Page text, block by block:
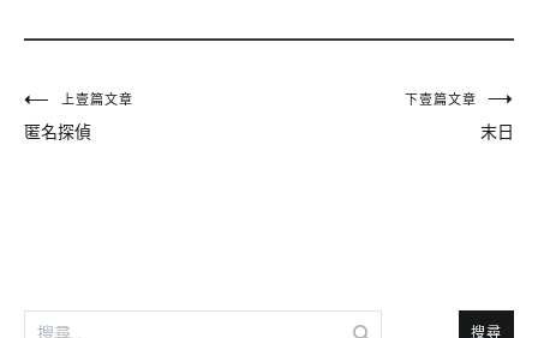
文
章
上壹篇文章
匿名探偵
下壹篇文章
末日
搜